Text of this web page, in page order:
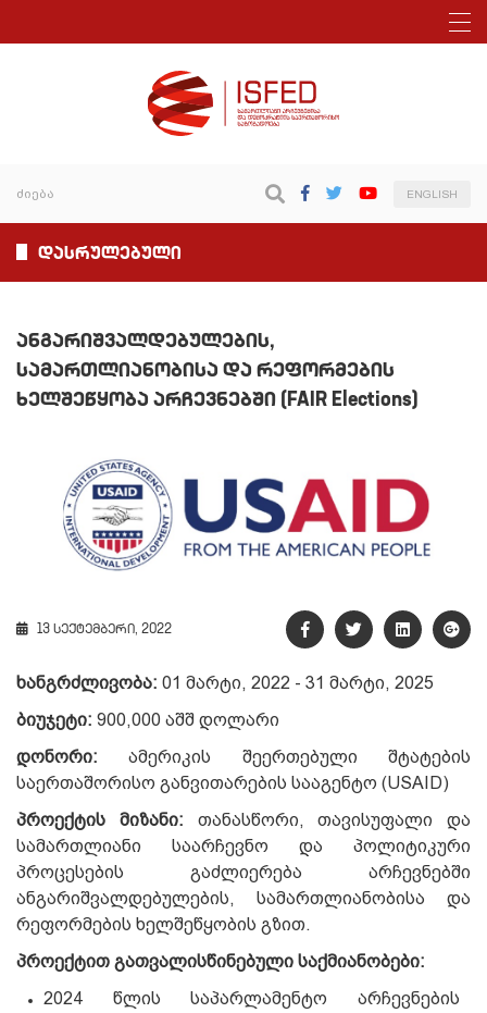
ENGLISH
დასრულებული
ანგარიშვალდებულების,
სამართლიანობისა და რეფორმების
ხელშეწყობა არჩევნებში (FAIR Elections)
13 სექტემბერი, 2022
ხანგრძლივობა: 01 მარტი, 2022 - 31 მარტი, 2025
ბიუჯეტი: 900,000 აშშ დოლარი
დონორი:ამერიკის შეერთებული შტატების
საერთაშორისო განვითარების სააგენტო (USAID)
პროექტის მიზანი: თანასწორი, თავისუფალი და
სამართლიანი საარჩევნო და პოლიტიკური
პროცესების გაძლიერება არჩევნებში
ანგარიშვალდებულების, სამართლიანობისა და
რეფორმების ხელშეწყობის გზით.
პროექტით გათვალისწინებული საქმიანობები:
2024 წლის საპარლამენტო არჩევნების